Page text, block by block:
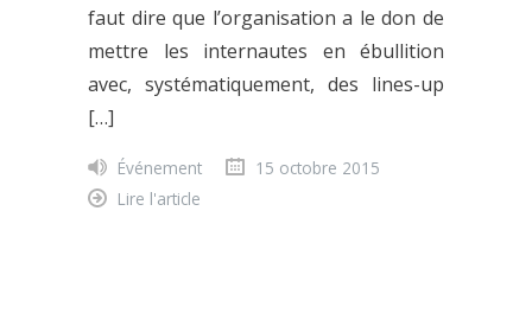
faut dire que l’organisation a le don de
mettre les internautes en ébullition
avec, systématiquement, des lines-up
[…]
Événement
15 octobre 2015
Lire l'article